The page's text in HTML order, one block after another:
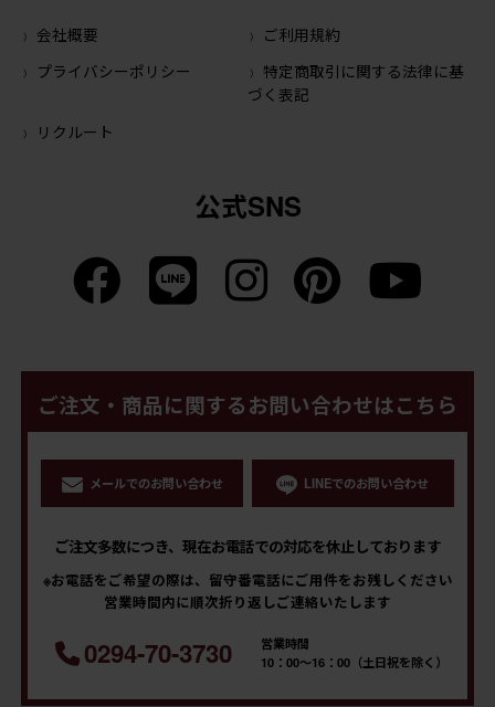
会社概要
ご利用規約
プライバシーポリシー
特定商取引に関する法律に基
づく表記
リクルート
公式SNS
ご注文・商品に関するお問い合わせはこちら
メールでのお問い合わせ LINEでのお問い合わせ
ご注文多数につき、現在お電話での対応を休止しております
※お電話をご希望の際は、留守番電話にご用件をお残しください
営業時間内に順次折り返しご連絡いたします
0294-70-3730
営業時間
10：00～16：00（土日祝を除く）